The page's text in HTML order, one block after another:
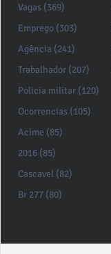
Vagas (369)
Emprego (303)
Agência (241)
Trabalhador (207)
Policia militar (120)
Ocorrencias (105)
Acime (85)
2016 (85)
Cascavel (82)
Br 277 (80)